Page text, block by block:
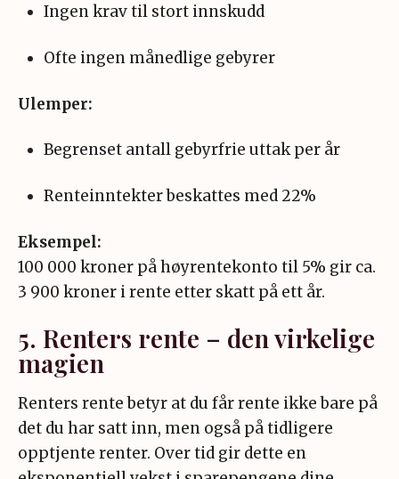
Ingen krav til stort innskudd
Ofte ingen månedlige gebyrer
Ulemper:
Begrenset antall gebyrfrie uttak per år
Renteinntekter beskattes med 22%
Eksempel:
100 000 kroner på høyrentekonto til 5% gir ca.
3 900 kroner i rente etter skatt på ett år.
5. Renters rente – den virkelige
magien
Renters rente betyr at du får rente ikke bare på
det du har satt inn, men også på tidligere
opptjente renter. Over tid gir dette en